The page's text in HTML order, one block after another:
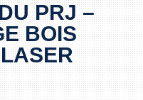
PRJ –
BOIS